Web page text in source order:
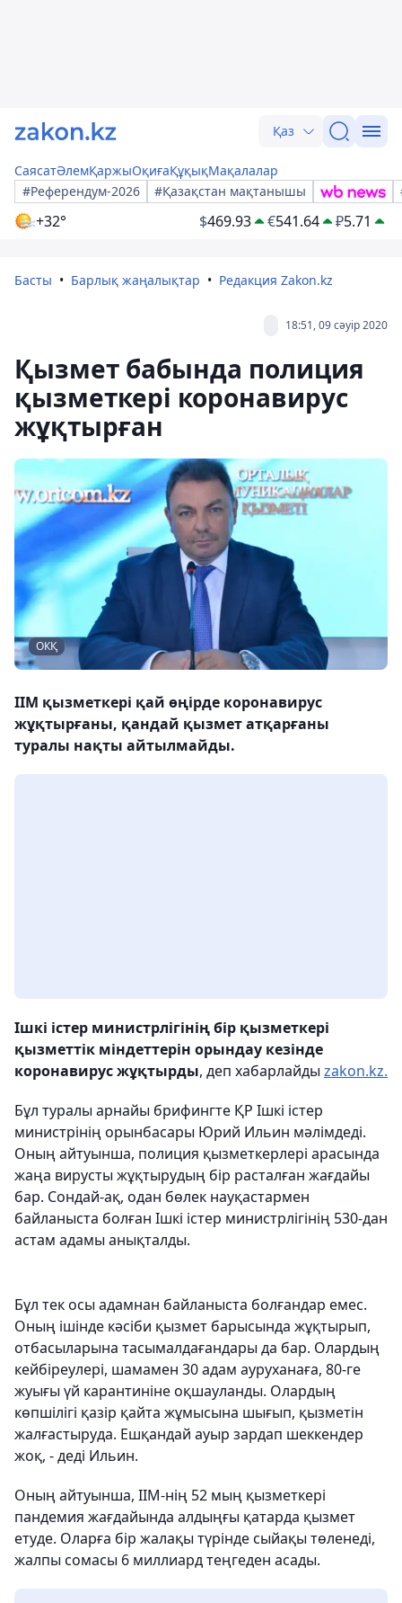
Қаз
СаясатӘлемҚаржыОқиғаҚұқықМақалалар
#Референдум-2026
#Қазақстан мақтанышы
+32° $469.93 €541.64 ₽5.71
Басты Барлық жаңалықтар Редакция Zakon.kz
18:51, 09 сәуір 2020
Қызмет бабында полиция
қызметкері коронавирус
жұқтырған
ОКҚ
ІІМ қызметкері қай өңірде коронавирус
жұқтырғаны, қандай қызмет атқарғаны
туралы нақты айтылмайды.
Ішкі істер министрлігінің бір қызметкері
қызметтік міндеттерін орындау кезінде
коронавирус жұқтырды, деп хабарлайды zakon.kz.
Бұл туралы арнайы брифингте ҚР Ішкі істер
министрінің орынбасары Юрий Ильин мәлімдеді.
Оның айтуынша, полиция қызметкерлері арасында
жаңа вирусты жұқтырудың бір расталған жағдайы
бар. Сондай-ақ, одан бөлек науқастармен
байланыста болған Ішкі істер министрлігінің 530-дан
астам адамы анықталды.
Бұл тек осы адамнан байланыста болғандар емес.
Оның ішінде кәсіби қызмет барысында жұқтырып,
отбасыларына тасымалдағандары да бар. Олардың
кейбіреулері, шамамен 30 адам ауруханаға, 80-ге
жуығы үй карантиніне оқшауланды. Олардың
көпшілігі қазір қайта жұмысына шығып, қызметін
жалғастыруда. Ешқандай ауыр зардап шеккендер
жоқ, - деді Ильин.
Оның айтуынша, ІІМ-нің 52 мың қызметкері
пандемия жағдайында алдыңғы қатарда қызмет
етуде. Оларға бір жалақы түрінде сыйақы төленеді,
жалпы сомасы 6 миллиард теңгеден асады.